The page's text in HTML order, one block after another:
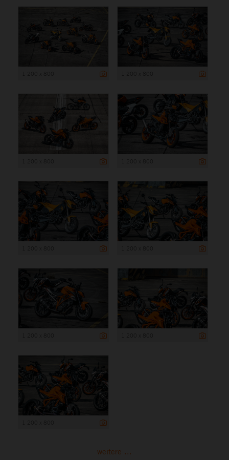
weitere ...